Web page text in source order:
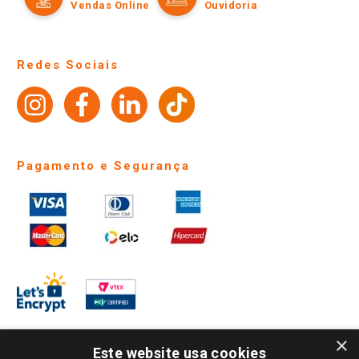
Amigo Giassi
Perguntas frequentes
Identidade Visual
Políticas de entrega
Vendas Online
Ouvidoria
Redes Sociais
Pagamento e Segurança
×
Este website usa cookies